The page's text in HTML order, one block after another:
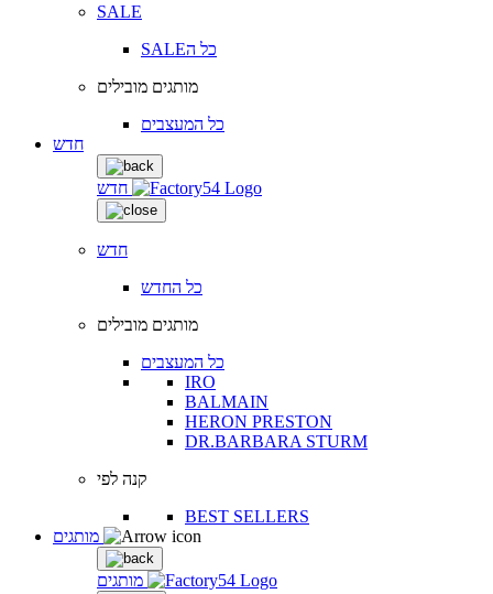
SALE
SALEכל ה
מותגים מובילים
כל המעצבים
חדש
חדש
חדש
כל החדש
מותגים מובילים
כל המעצבים
IRO
BALMAIN
HERON PRESTON
DR.BARBARA STURM
קנה לפי
BEST SELLERS
מותגים